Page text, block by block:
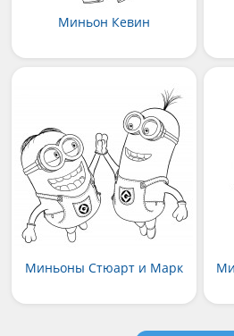
Миньон Кевин
Миньоны Стюарт и Марк